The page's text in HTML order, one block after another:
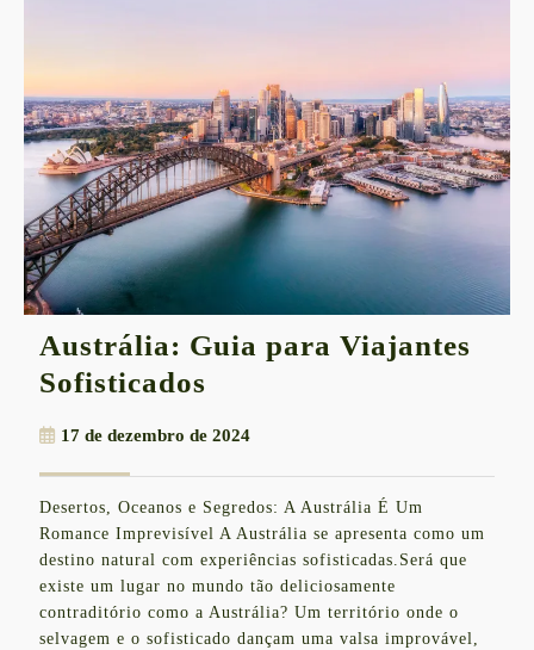
Austrália: Guia para Viajantes
Sofisticados
para
Viajantes
Sofisticados
17 de dezembro de 202417
de
2024
Desertos, Oceanos e Segredos: A Austrália É Um
Romance Imprevisível A Austrália se apresenta como um
destino natural com experiências sofisticadas.Será que
existe um lugar no mundo tão deliciosamente
contraditório como a Austrália? Um território onde o
selvagem e o sofisticado dançam uma valsa improvável,